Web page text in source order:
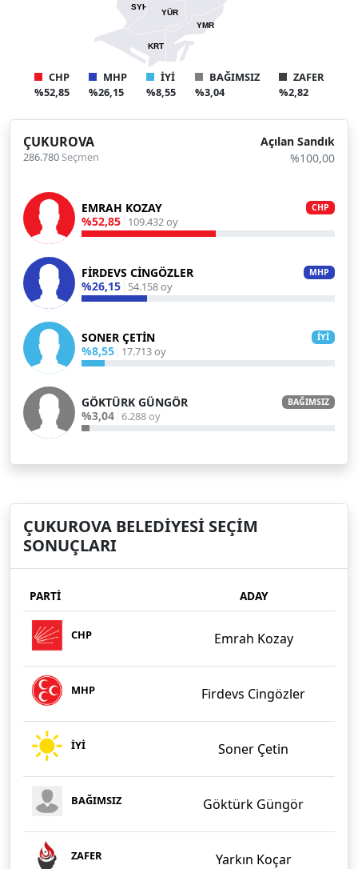
SYH
KRT
YMR
YÜR
CHP
%52,85
MHP
%26,15
İYİ
%8,55
BAĞIMSIZ
%3,04
ZAFER
%2,82
ÇUKUROVA
286.780Seçmen
Açılan Sandık
%100,00
EMRAH KOZAY CHP
%52,85 109.432 oy
FİRDEVS CİNGÖZLER MHP
%26,15 54.158 oy
SONER ÇETİN İYİ
%8,55 17.713 oy
GÖKTÜRK GÜNGÖR BAĞIMSIZ
%3,04 6.288 oy
ÇUKUROVA BELEDİYESİ SEÇİM
SONUÇLARI
PARTİ ADAY
CHP Emrah Kozay
MHP Firdevs Cingözler
İYİ Soner Çetin
BAĞIMSIZ Göktürk Güngör
ZAFER Yarkın Koçar